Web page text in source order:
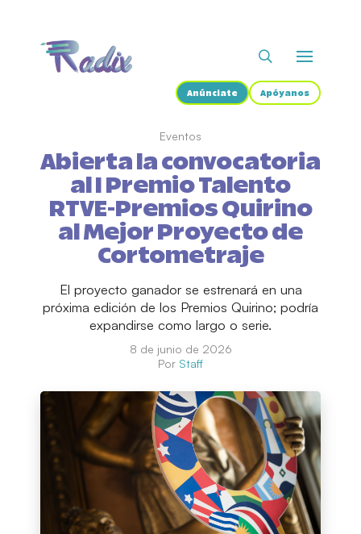
Anúnciate Apóyanos
Eventos
Abierta la convocatoria
al I Premio Talento
RTVE-Premios Quirino
al Mejor Proyecto de
Cortometraje
El proyecto ganador se estrenará en una
próxima edición de los Premios Quirino; podría
expandirse como largo o serie.
8 de junio de 2026
Por Staff